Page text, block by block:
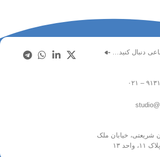
دنبال کنید…
شریعتی، خیابان ملک
۱۳